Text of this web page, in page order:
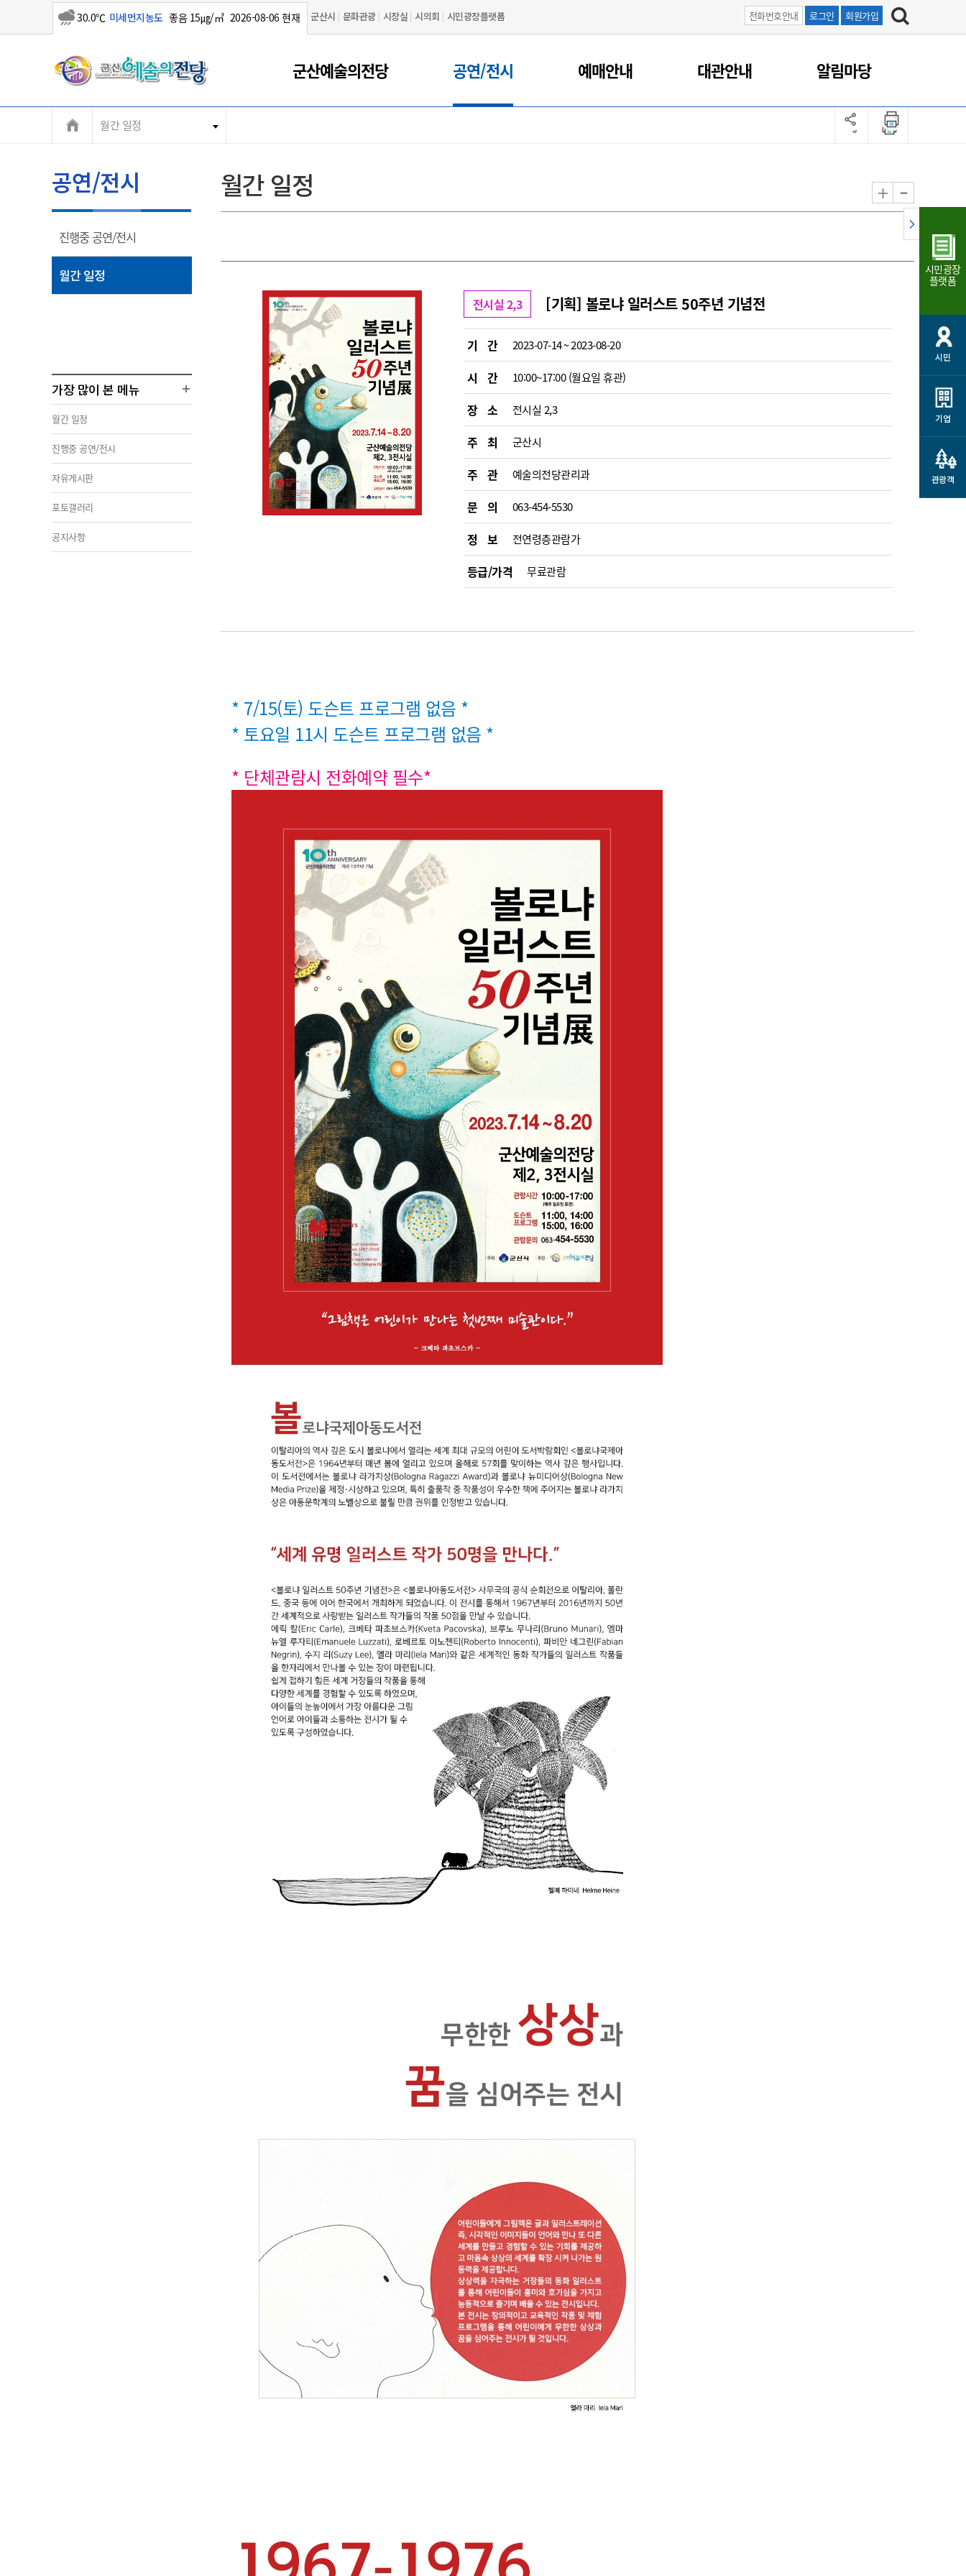
30.0℃ 미세먼지농도 좋음 15㎍/㎥ 2026-08-06 현재 군산시 문화관광 시장실 시의회 시민광장플랫폼 전화번호안내 로그인 회원가입
군
산
시
군산예술의전당 공연/전시 예매안내 대관안내 알림마당
월간 일정
공연/전시
진행중 공연/전시
림
월간 일정
림
가장 많이 본 메뉴
월간 일정
진행중 공연/전시
자유게시판
포토갤러리
공지사항
월간 일정 + -
전시실 2,3 [기획] 볼로냐 일러스트 50주년 기념전
기 간 2023-07-14 ~ 2023-08-20
시 간 10:00~17:00 (월요일 휴관)
장 소 전시실 2,3
주 최 군산시
주 관 예술의전당관리과
문 의 063-454-5530
정 보 전연령층관람가
등급/가격 무료관람
* 7/15(토) 도슨트 프로그램 없음 *
* 토요일 11시 도슨트 프로그램 없음 *
* 단체관람시 전화예약 필수*
시민광장
플랫폼
시민
기업
관광객